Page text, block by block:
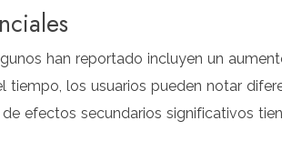
han reportado incluyen un
tiempo, los usuarios pueden notar
efectos secundarios significativos